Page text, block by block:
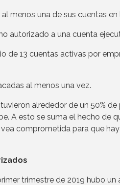
una de sus cuentas en
autorizado a una cuenta
13 cuentas activas por
al menos una vez.
alrededor de un 50%
A esto se suma el hecho de
comprometida para que
trimestre de 2019 hubo